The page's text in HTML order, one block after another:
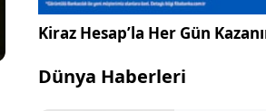
Kiraz Hesap’la Her Gün
Dünya Haberleri